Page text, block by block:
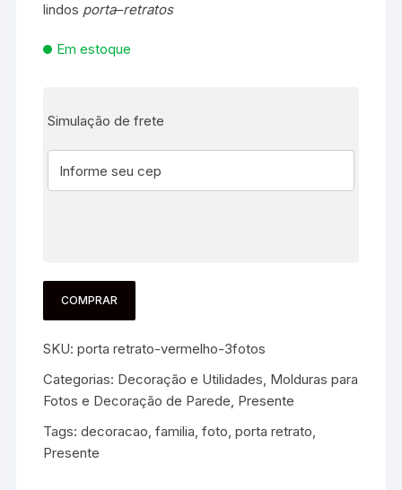
lindos porta–retratos
Em estoque
Simulação de frete
COMPRAR
SKU:porta retrato-vermelho-3fotos
Categorias: Decoração e Utilidades, Molduras para
Fotos e Decoração de Parede, Presente
Tags:decoracao,familia,foto,porta retrato,
Presente